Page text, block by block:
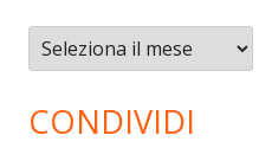
Archivi
CONDIVIDI